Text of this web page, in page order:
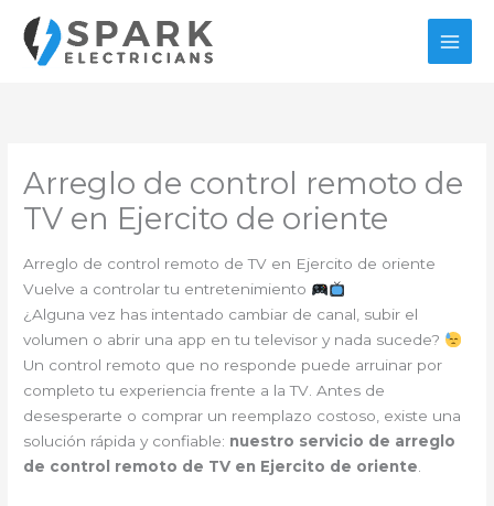
contenido
Arreglo de control remoto de
TV en Ejercito de oriente
Arreglo de control remoto de TV en Ejercito de oriente
Vuelve a controlar tu entretenimiento
¿Alguna vez has intentado cambiar de canal, subir el
volumen o abrir una app en tu televisor y nada sucede?
Un control remoto que no responde puede arruinar por
completo tu experiencia frente a la TV. Antes de
desesperarte o comprar un reemplazo costoso, existe una
solución rápida y confiable: nuestro servicio de arreglo
de control remoto de TV en Ejercito de oriente.